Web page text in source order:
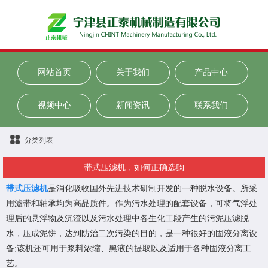
网站首页 关于我们 产品中心
视频中心 新闻资讯 联系我们
分类列表
带式压滤机，如何正确选购
带式压滤机是消化吸收国外先进技术研制开发的一种脱水设备。所采
用滤带和轴承均为高品质件。作为污水处理的配套设备，可将气浮处
理后的悬浮物及沉渣以及污水处理中各生化工段产生的污泥压滤脱
水，压成泥饼，达到防治二次污染的目的，是一种很好的固液分离设
备;该机还可用于浆料浓缩、黑液的提取以及适用于各种固液分离工
艺。